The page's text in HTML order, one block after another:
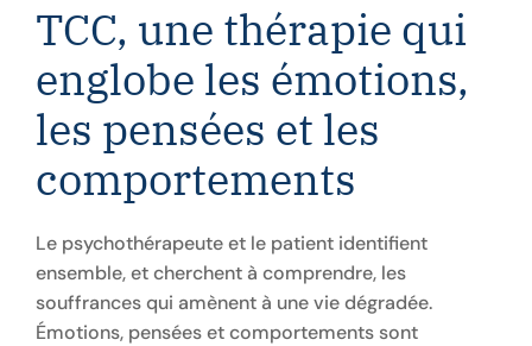
TCC, une thérapie qui
englobe les émotions,
les pensées et les
comportements
Le psychothérapeute et le patient identifient
ensemble, et cherchent à comprendre, les
souffrances qui amènent à une vie dégradée.
Émotions, pensées et comportements sont